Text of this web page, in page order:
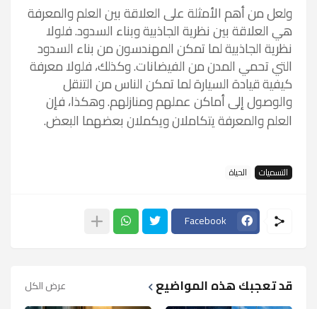
ولعل من أهم الأمثلة على العلاقة بين العلم والمعرفة
هي العلاقة بين نظرية الجاذبية وبناء السدود. فلولا
نظرية الجاذبية لما تمكن المهندسون من بناء السدود
التي تحمي المدن من الفيضانات. وكذلك، فلولا معرفة
كيفية قيادة السيارة لما تمكن الناس من التنقل
والوصول إلى أماكن عملهم ومنازلهم. وهكذا، فإن
العلم والمعرفة يتكاملان ويكملان بعضهما البعض.
التسميات الحياة
Facebook
قد تعجبك هذه المواضيع عرض الكل